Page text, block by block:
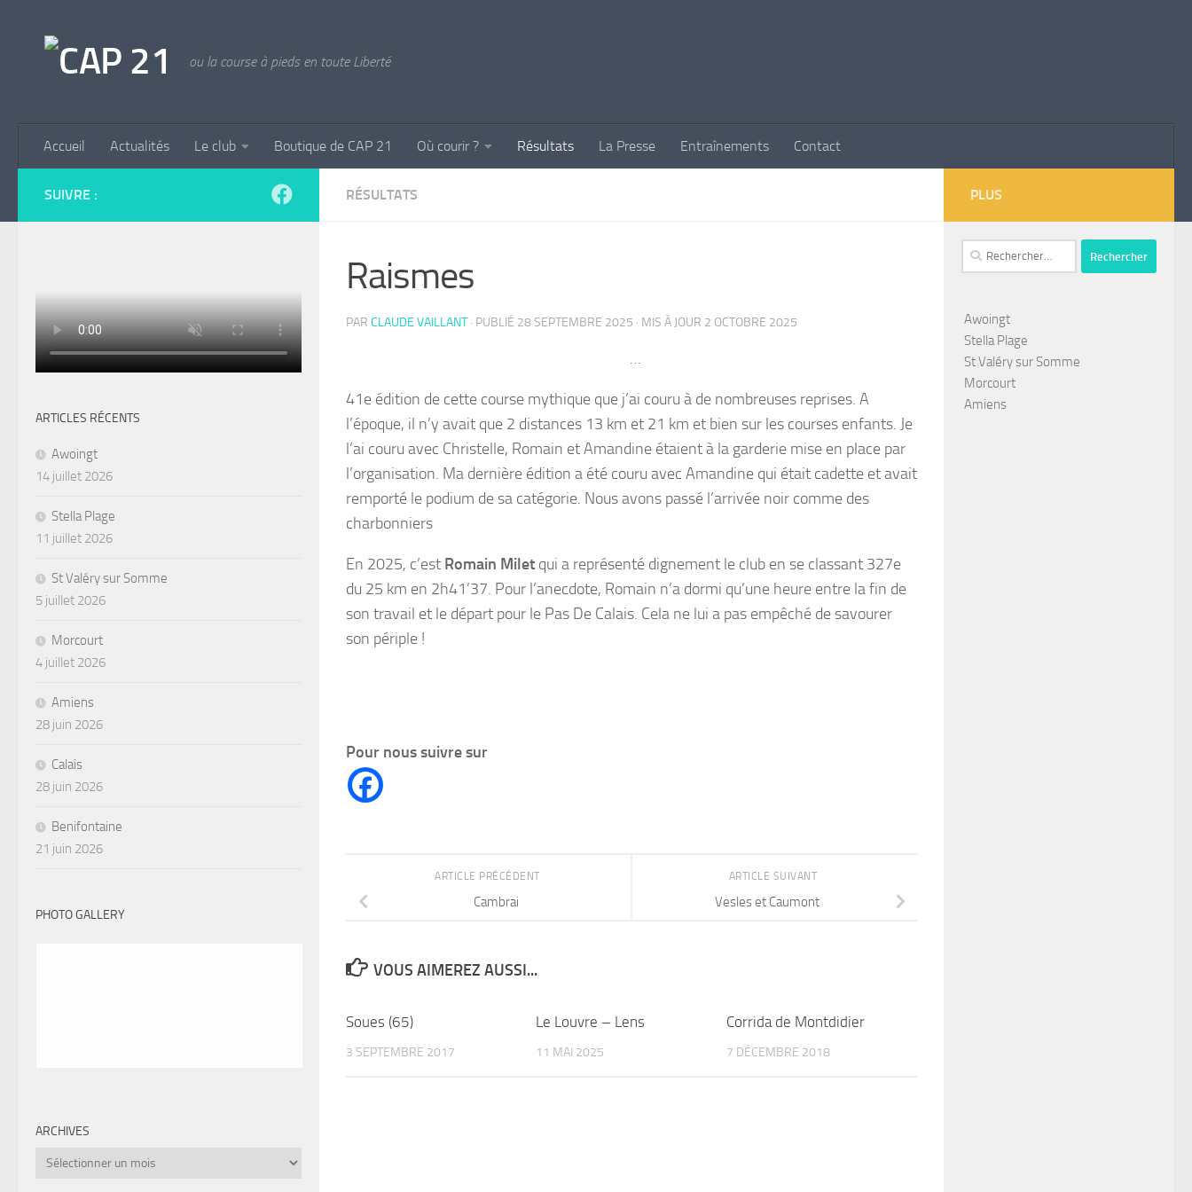
ou la course à pieds en toute Liberté
Accueil Actualités Le club Boutique de CAP 21 Où courir ? Résultats La Presse Entraînements Contact
RÉSULTATS
Raismes
PAR CLAUDE VAILLANT · PUBLIÉ 28 SEPTEMBRE 2025 · MIS À JOUR 2 OCTOBRE 2025
…
41e édition de cette course mythique que j’ai couru à de nombreuses reprises. A
l’époque, il n’y avait que 2 distances 13 km et 21 km et bien sur les courses enfants. Je
l’ai couru avec Christelle, Romain et Amandine étaient à la garderie mise en place par
l’organisation. Ma dernière édition a été couru avec Amandine qui était cadette et avait
remporté le podium de sa catégorie. Nous avons passé l’arrivée noir comme des
charbonniers
En 2025, c’est Romain Milet qui a représenté dignement le club en se classant 327e
du 25 km en 2h41’37. Pour l’anecdote, Romain n’a dormi qu’une heure entre la fin de
son travail et le départ pour le Pas De Calais. Cela ne lui a pas empêché de savourer
son périple !
Pour nous suivre sur
ARTICLE SUIVANT
Vesles et Caumont
ARTICLE PRÉCÉDENT
Cambrai
VOUS AIMEREZ AUSSI...
Soues (65)
3 SEPTEMBRE 2017
Le Louvre – Lens
11 MAI 2025
Corrida de Montdidier
7 DÉCEMBRE 2018
SUIVRE :
ARTICLES RÉCENTS
Awoingt
14 juillet 2026
Stella Plage
11 juillet 2026
St Valéry sur Somme
5 juillet 2026
Morcourt
4 juillet 2026
Amiens
28 juin 2026
Calais
28 juin 2026
Benifontaine
21 juin 2026
PHOTO GALLERY
ARCHIVES
Archives
PLUS
Rechercher :
Awoingt
Stella Plage
St Valéry sur Somme
Morcourt
Amiens